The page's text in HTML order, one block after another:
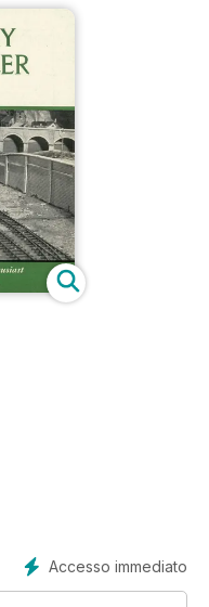
Accesso immediato